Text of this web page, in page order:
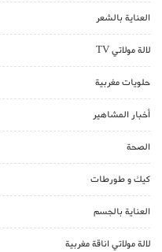
العناية بالشعر
لالة مولاتي TV
حلويات مغربية
أخبار المشاهير
الصحة
كيك و طورطات
العناية بالجسم
لالة مولاتي اناقة مغربية